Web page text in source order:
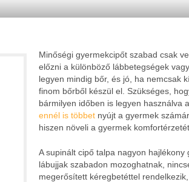
Minőségi gyermekcipőt szabad csak
előzni a különböző lábbetegségek
legyen mindig bőr, és jó, ha nemcsak
finom bőrből készül el. Szükséges,
bármilyen időben is legyen használva
ennél is többet nyújt a gyermek
hiszen növeli a gyermek komfortérzetét.
A supinált cipő talpa nagyon
lábujjak szabadon mozoghatnak,
megerősített kéregbetéttel